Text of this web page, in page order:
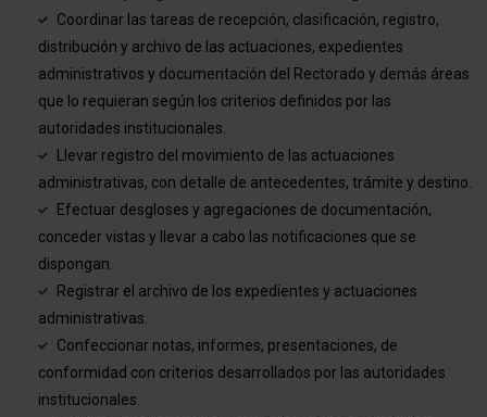
Coordinar las tareas de recepción, clasificación, registro,
distribución y archivo de las actuaciones, expedientes
administrativos y documentación del Rectorado y demás áreas
que lo requieran según los criterios definidos por las
autoridades institucionales.
Llevar registro del movimiento de las actuaciones
administrativas, con detalle de antecedentes, trámite y destino.
Efectuar desgloses y agregaciones de documentación,
conceder vistas y llevar a cabo las notificaciones que se
dispongan.
Registrar el archivo de los expedientes y actuaciones
administrativas.
Confeccionar notas, informes, presentaciones, de
conformidad con criterios desarrollados por las autoridades
institucionales.